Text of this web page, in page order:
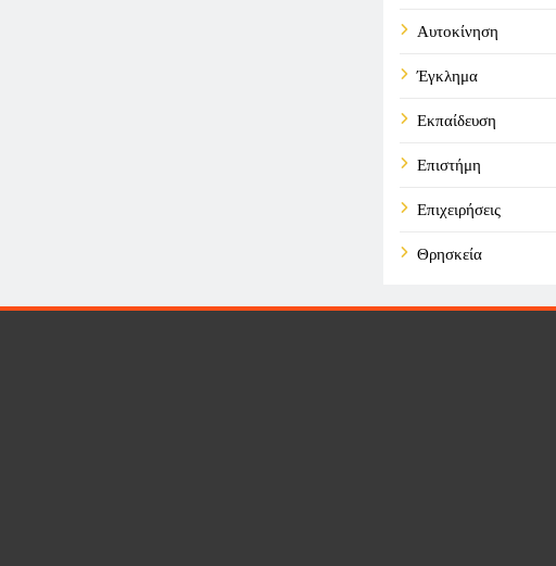
Αυτοκίνηση
Έγκλημα
Εκπαίδευση
Επιστήμη
Επιχειρήσεις
Θρησκεία